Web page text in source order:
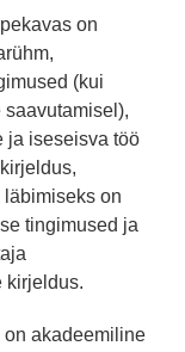
on
(kui
ja iseseisva töö
on
tingimused ja
kirjeldus.
akadeemiline